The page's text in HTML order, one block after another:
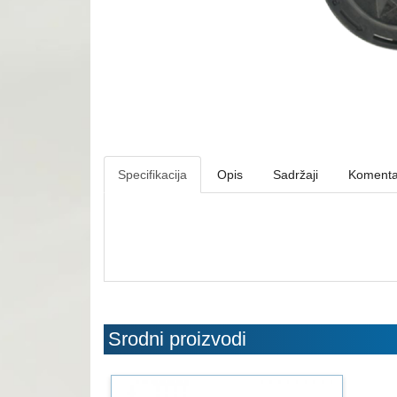
Specifikacija Opis Sadržaji
Srodni proizvodi